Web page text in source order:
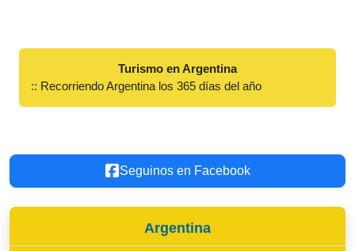
Turismo en Argentina
:: Recorriendo Argentina los 365 días del año
Seguinos en Facebook
Argentina